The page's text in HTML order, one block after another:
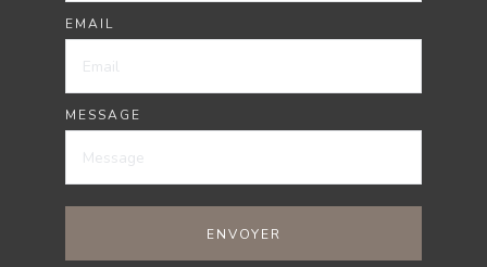
EMAIL
MESSAGE
ENVOYER